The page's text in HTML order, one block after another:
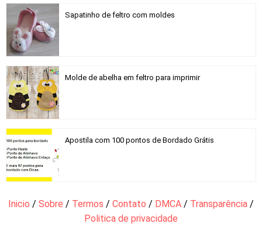
Sapatinho de feltro com moldes
Molde de abelha em feltro para imprimir
Apostila com 100 pontos de Bordado Grátis
Inicio / Sobre / Termos / Contato / DMCA / Transparência /
Politica de privacidade